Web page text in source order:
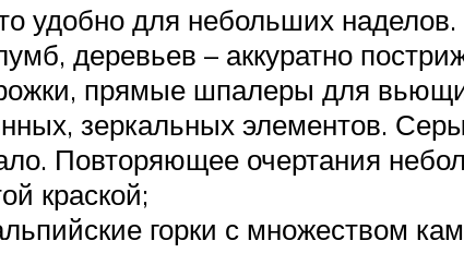
удобно для небольших наделов.
деревьев – аккуратно
прямые шпалеры для
зеркальных элементов.
Повторяющее очертания
краской;
горки с множеством